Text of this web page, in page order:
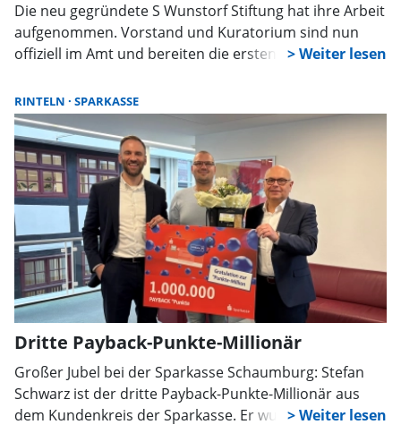
Die neu gegründete S Wunstorf Stiftung hat ihre Arbeit
aufgenommen. Vorstand und Kuratorium sind nun
offiziell im Amt und bereiten die ersten
gemeinnützige Vereine und Initiativen erstmals um
Unterstützung bewerben.
RINTELN SPARKASSE
Dritte Payback-Punkte-Millionär
Großer Jubel bei der Sparkasse Schaumburg: Stefan
Schwarz ist der dritte Payback-Punkte-Millionär aus
dem Kundenkreis der Sparkasse. Er wurde im Rahmen